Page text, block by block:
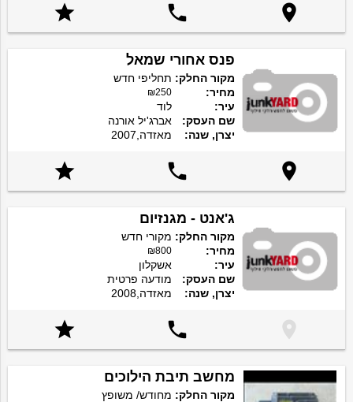



פנס אחורי שמאל
מקור החלק: תחליפי חדש
מחיר:
₪250
עיר:
לוד
שם העסק:
אברג'יל אורנה
יצרן, שנה:
מאזדה,2007



ג'אנט - מגנזיום
מקור החלק: מקורי חדש
מחיר:
₪800
עיר:
אשקלון
שם העסק:
מודעה פרטית
יצרן, שנה:
מאזדה,2008



מחשב תיבת הילוכים
מקור החלק: מחודש/ משופץ